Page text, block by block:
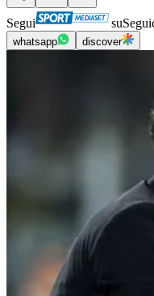
Segui su
whatsapp discover